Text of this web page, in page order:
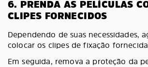
6. PRENDA AS PELÍCULAS
CLIPES FORNECIDOS
Dependendo de suas necessidades,
colocar os clipes de fixação
Em seguida, remova a proteção da